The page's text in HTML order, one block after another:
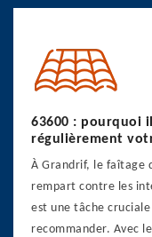
63600 : pourquoi
régulièrement
À Grandrif, le faîtage
rempart contre les
est une tâche
recommander. Avec